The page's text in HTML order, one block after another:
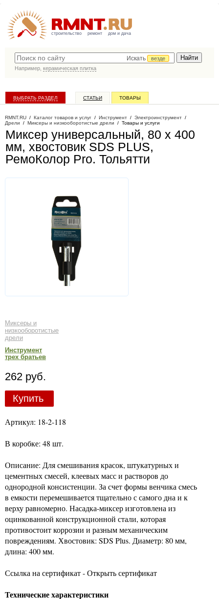
строительство ремонт дом и дача
Искать
везде
Например, керамическая плитка
ВЫБРАТЬ РАЗДЕЛ СТАТЬИ ТОВАРЫ
RMNT.RU / Каталог товаров и услуг / Инструмент / Электроинструмент /
Дрели / Миксеры и низкооборотистые дрели / Товары и услуги
Миксер универсальный, 80 х 400
мм, хвостовик SDS PLUS,
РемоКолор Pro. Тольятти
Миксеры и
низкооборотистые
дрели
Инструмент
трех братьев
262 руб.
Купить
Артикул: 18-2-118
В коробке: 48 шт.
Описание: Для смешивания красок, штукатурных и
цементных смесей, клеевых масс и растворов до
однородной консистенции. За счет формы венчика смесь
в емкости перемешивается тщательно с самого дна и к
верху равномерно. Насадка-миксер изготовлена из
оцинкованной конструкционной стали, которая
противостоит коррозии и разным механическим
повреждениям. Хвостовик: SDS Plus. Диаметр: 80 мм,
длина: 400 мм.
Ссылка на сертификат - Открыть сертификат
Технические характеристики